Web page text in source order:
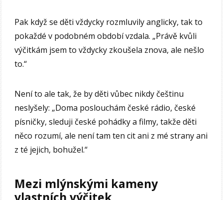
Pak když se děti vždycky rozmluvily anglicky, tak to
pokaždé v podobném období vzdala. „Právě kvůli
výčitkám jsem to vždycky zkoušela znova, ale nešlo
to.“
Není to ale tak, že by děti vůbec nikdy češtinu
neslyšely: „Doma poslouchám české rádio, české
písničky, sleduji české pohádky a filmy, takže děti
něco rozumí, ale není tam ten cit ani z mé strany ani
z té jejich, bohužel.“
Mezi mlýnskými kameny